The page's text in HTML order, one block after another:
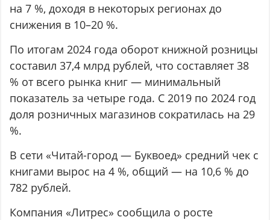
на 7 %, доходя в некоторых регионах до
снижения в 10–20 %.
По итогам 2024 года оборот книжной розницы
составил 37,4 млрд рублей, что составляет 38
% от всего рынка книг — минимальный
показатель за четыре года. С 2019 по 2024 год
доля розничных магазинов сократилась на 29
%.
В сети «Читай-город — Буквоед» средний чек с
книгами вырос на 4 %, общий — на 10,6 % до
782 рублей.
Компания «Литрес» сообщила о росте